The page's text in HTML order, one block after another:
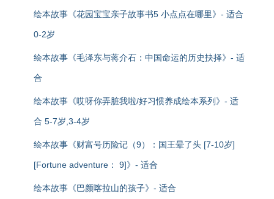
绘本故事《花园宝宝亲子故事书5 小点点在哪里》- 适合
0-2岁
绘本故事《毛泽东与蒋介石：中国命运的历史抉择》- 适
合
绘本故事《哎呀你弄脏我啦/好习惯养成绘本系列》- 适
合 5-7岁,3-4岁
绘本故事《财富号历险记（9）：国王晕了头 [7-10岁]
[Fortune adventure： 9]》- 适合
绘本故事《巴颜喀拉山的孩子》- 适合